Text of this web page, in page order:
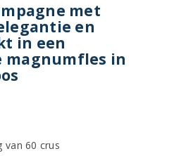
met
en
in een
magnumfles in
van 60 crus